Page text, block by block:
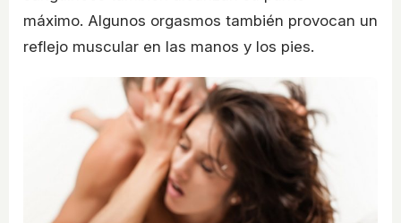
máximo. Algunos orgasmos también provocan un
reflejo muscular en las manos y los pies.